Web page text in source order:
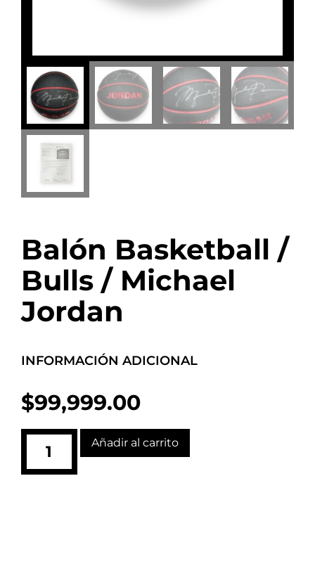
Balón Basketball /
Bulls / Michael
Jordan
INFORMACIÓN ADICIONAL
$99,999.00
Añadir al carrito